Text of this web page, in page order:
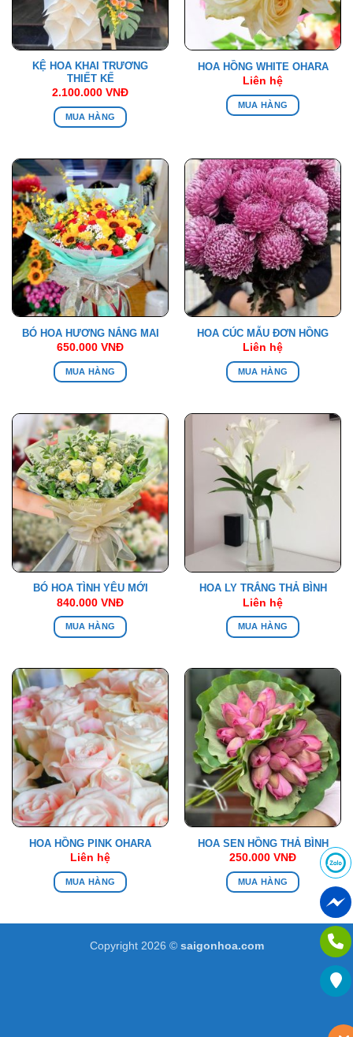
KỆ HOA KHAI TRƯƠNG
THIẾT KẾ
2.100.000 VNĐ
MUA HÀNG
HOA HỒNG WHITE OHARA
Liên hệ
MUA HÀNG
BÓ HOA HƯƠNG NẮNG MAI
650.000 VNĐ
MUA HÀNG
HOA CÚC MẪU ĐƠN HỒNG
Liên hệ
MUA HÀNG
BÓ HOA TÌNH YÊU MỚI
840.000 VNĐ
MUA HÀNG
HOA LY TRẮNG THẢ BÌNH
Liên hệ
MUA HÀNG
HOA HỒNG PINK OHARA
Liên hệ
MUA HÀNG
HOA SEN HỒNG THẢ BÌNH
250.000 VNĐ
MUA HÀNG
Copyright 2026 © saigonhoa.com